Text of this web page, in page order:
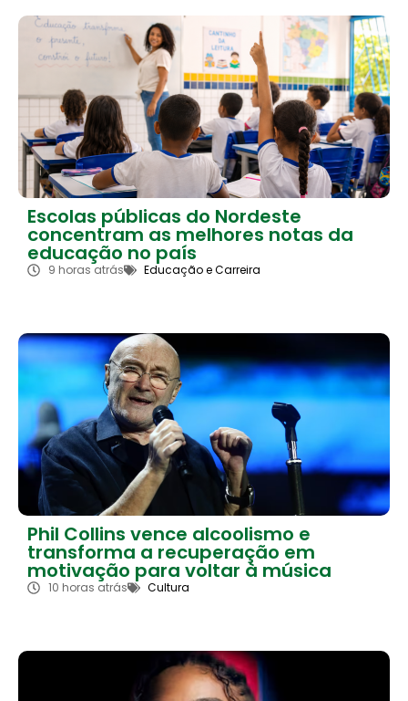
Escolas públicas do Nordeste
concentram as melhores notas da
educação no país
9 horas atrás Educação e Carreira
Phil Collins vence alcoolismo e
transforma a recuperação em
motivação para voltar à música
10 horas atrás Cultura